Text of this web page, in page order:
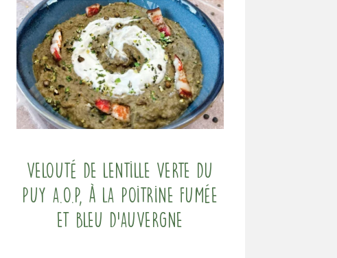
Velouté de Lentille verte du
Puy A.O.P, à la poitrine fumée
et bleu d’auvergne